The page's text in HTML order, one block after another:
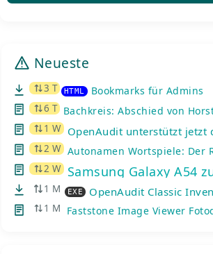
Neueste
3 T HTML Bookmarks für Admins
6 T Bachkreis: Abschied von
1 W OpenAudit unterstützt jetzt
2 W Autonamen Wortspiele: Der
2 W Samsung Galaxy A54
1 M EXE OpenAudit Classic
1 M Faststone Image Viewer